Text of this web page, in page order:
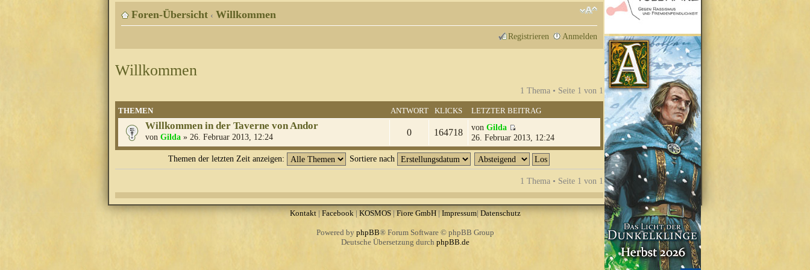
Foren-Übersicht ‹ Willkommen
Registrieren Anmelden
Willkommen
1 Thema • Seite 1 von 1
THEMEN ANTWORT KLICKS LETZTER BEITRAG
Willkommen in der Taverne von Andor
von Gilda » 26. Februar 2013, 12:24 0 164718 von Gilda
26. Februar 2013, 12:24
Themen der letzten Zeit anzeigen: Sortiere nach
1 Thema • Seite 1 von 1
Kontakt| Facebook| KOSMOS| Fiore GmbH| Impressum|Datenschutz
Powered by phpBB® Forum Software © phpBB Group
Deutsche Übersetzung durch phpBB.de